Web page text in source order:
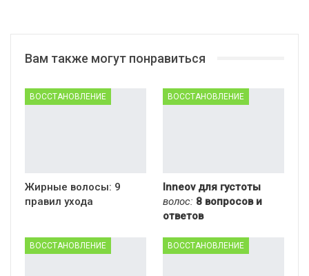
Вам также могут понравиться
ВОССТАНОВЛЕНИЕ
Жирные волосы: 9
правил ухода
ВОССТАНОВЛЕНИЕ
Inneov для густоты
волос: 8 вопросов и
ответов
ВОССТАНОВЛЕНИЕ ВОССТАНОВЛЕНИЕ